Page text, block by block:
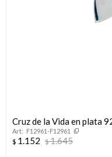
Cruz de la Vida en plata
F12961-F12961
$ 1.152 $1.645